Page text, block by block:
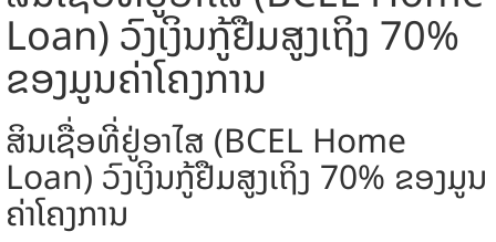
Loan) ວົງເງິນກູ້ຢືມສູງເຖິງ 70%
ຂອງມູນຄ່າໂຄງການ
ສິນເຊື່ອທີ່ຢູ່ອາໄສ (BCEL Home
Loan) ວົງເງິນກູ້ຢືມສູງເຖິງ 70% ຂອງມູນ
ຄ່າໂຄງການ